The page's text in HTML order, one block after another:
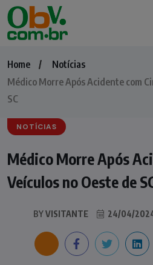
Home
Notícias
Médico Morre Após Acidente com
SC
NOTÍCIAS
Médico Morre Após
Veículos no Oeste de
BYVISITANTE 24/04/